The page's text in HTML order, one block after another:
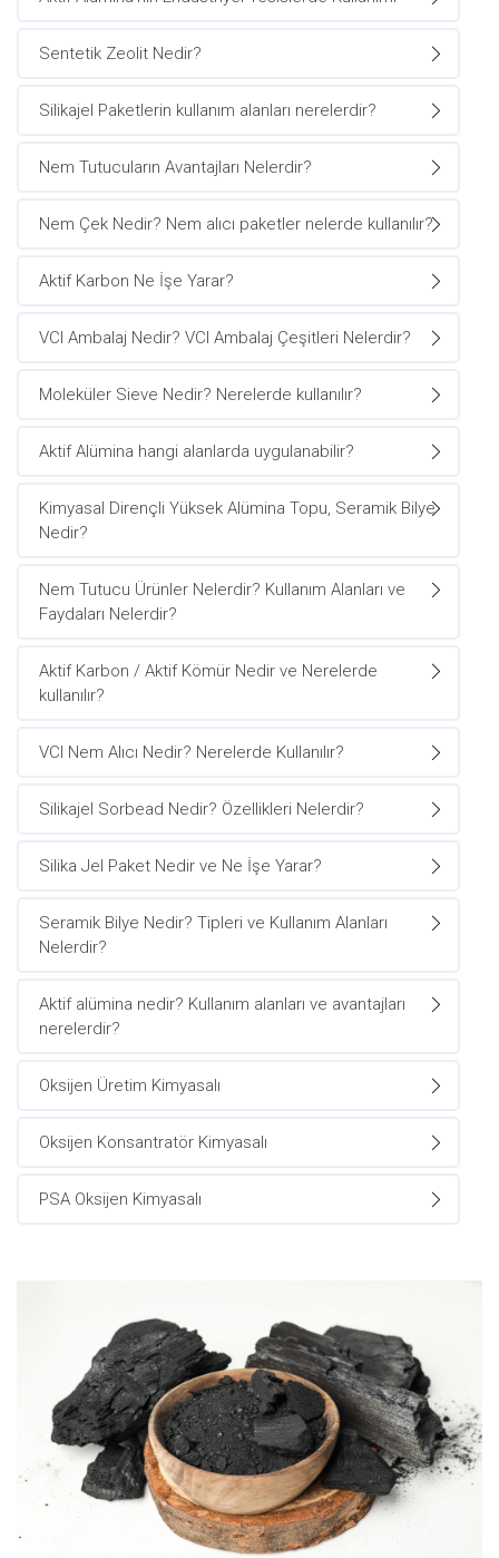
Sentetik Zeolit Nedir?
Silikajel Paketlerin kullanım alanları nerelerdir?
Nem Tutucuların Avantajları Nelerdir?
Nem Çek Nedir? Nem alıcı paketler nelerde kullanılır?
Aktif Karbon Ne İşe Yarar?
VCI Ambalaj Nedir? VCI Ambalaj Çeşitleri Nelerdir?
Moleküler Sieve Nedir? Nerelerde kullanılır?
Aktif Alümina hangi alanlarda uygulanabilir?
Kimyasal Dirençli Yüksek Alümina Topu, Seramik Bilye
Nedir?
Nem Tutucu Ürünler Nelerdir? Kullanım Alanları ve
Faydaları Nelerdir?
Aktif Karbon / Aktif Kömür Nedir ve Nerelerde
kullanılır?
VCI Nem Alıcı Nedir? Nerelerde Kullanılır?
Silikajel Sorbead Nedir? Özellikleri Nelerdir?
Silika Jel Paket Nedir ve Ne İşe Yarar?
Seramik Bilye Nedir? Tipleri ve Kullanım Alanları
Nelerdir?
Aktif alümina nedir? Kullanım alanları ve avantajları
nerelerdir?
Oksijen Üretim Kimyasalı
Oksijen Konsantratör Kimyasalı
PSA Oksijen Kimyasalı